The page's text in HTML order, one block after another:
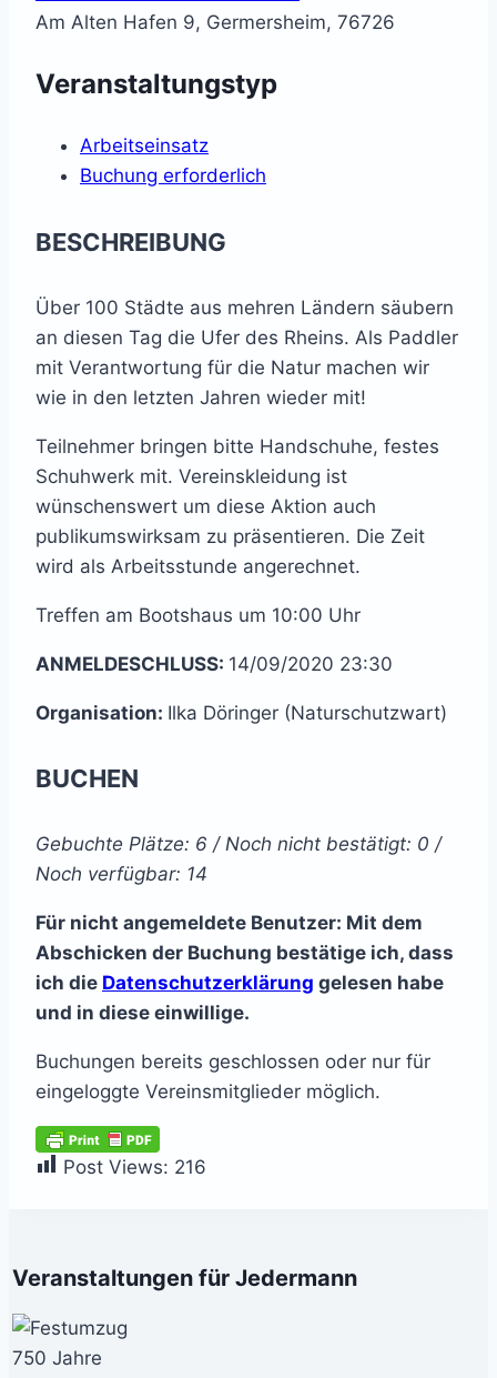
Am Alten Hafen 9, Germersheim, 76726
Veranstaltungstyp
Arbeitseinsatz
Buchung erforderlich
BESCHREIBUNG
Über 100 Städte aus mehren Ländern säubern
an diesen Tag die Ufer des Rheins. Als Paddler
mit Verantwortung für die Natur machen wir
wie in den letzten Jahren wieder mit!
Teilnehmer bringen bitte Handschuhe, festes
Schuhwerk mit. Vereinskleidung ist
wünschenswert um diese Aktion auch
publikumswirksam zu präsentieren. Die Zeit
wird als Arbeitsstunde angerechnet.
Treffen am Bootshaus um 10:00 Uhr
ANMELDESCHLUSS: 14/09/2020 23:30
Organisation: Ilka Döringer (Naturschutzwart)
BUCHEN
Gebuchte Plätze: 6 / Noch nicht bestätigt: 0 /
Noch verfügbar: 14
Für nicht angemeldete Benutzer: Mit dem
Abschicken der Buchung bestätige ich, dass
ich die Datenschutzerklärung gelesen habe
und in diese einwillige.
Buchungen bereits geschlossen oder nur für
eingeloggte Vereinsmitglieder möglich.
Post Views: 216
Veranstaltungen für Jedermann